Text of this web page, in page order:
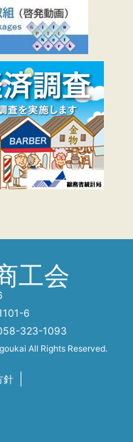
工会
6
323-1093
All Rights Reserved.
針